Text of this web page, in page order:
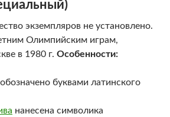
экземпляров не установлено.
Олимпийским играм,
в 1980 г. Особенности:
буквами латинского
нанесена символика